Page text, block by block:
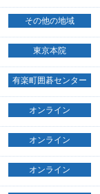
その他の地域
東京本院
有楽町囲碁センター
オンライン
オンライン
オンライン